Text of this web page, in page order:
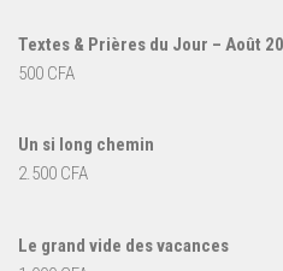
Textes & Prières du Jour – Août
500 CFA
Un si long chemin
2.500 CFA
Le grand vide des vacances